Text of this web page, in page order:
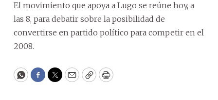
El movimiento que apoya a Lugo se reúne hoy, a
las 8, para debatir sobre la posibilidad de
convertirse en partido político para competir en el
2008.
WhatsApp
Facebook
Twitter
EmailCopyPrint